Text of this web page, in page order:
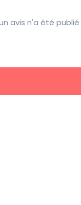
avis n'a été